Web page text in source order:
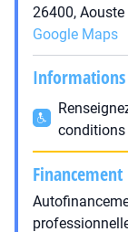
26400, Aouste
Google Maps
conditions
Financement